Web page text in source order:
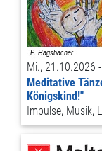
Mi., 21.10.2026
Meditative
Königskind!"
Impulse, Musik,